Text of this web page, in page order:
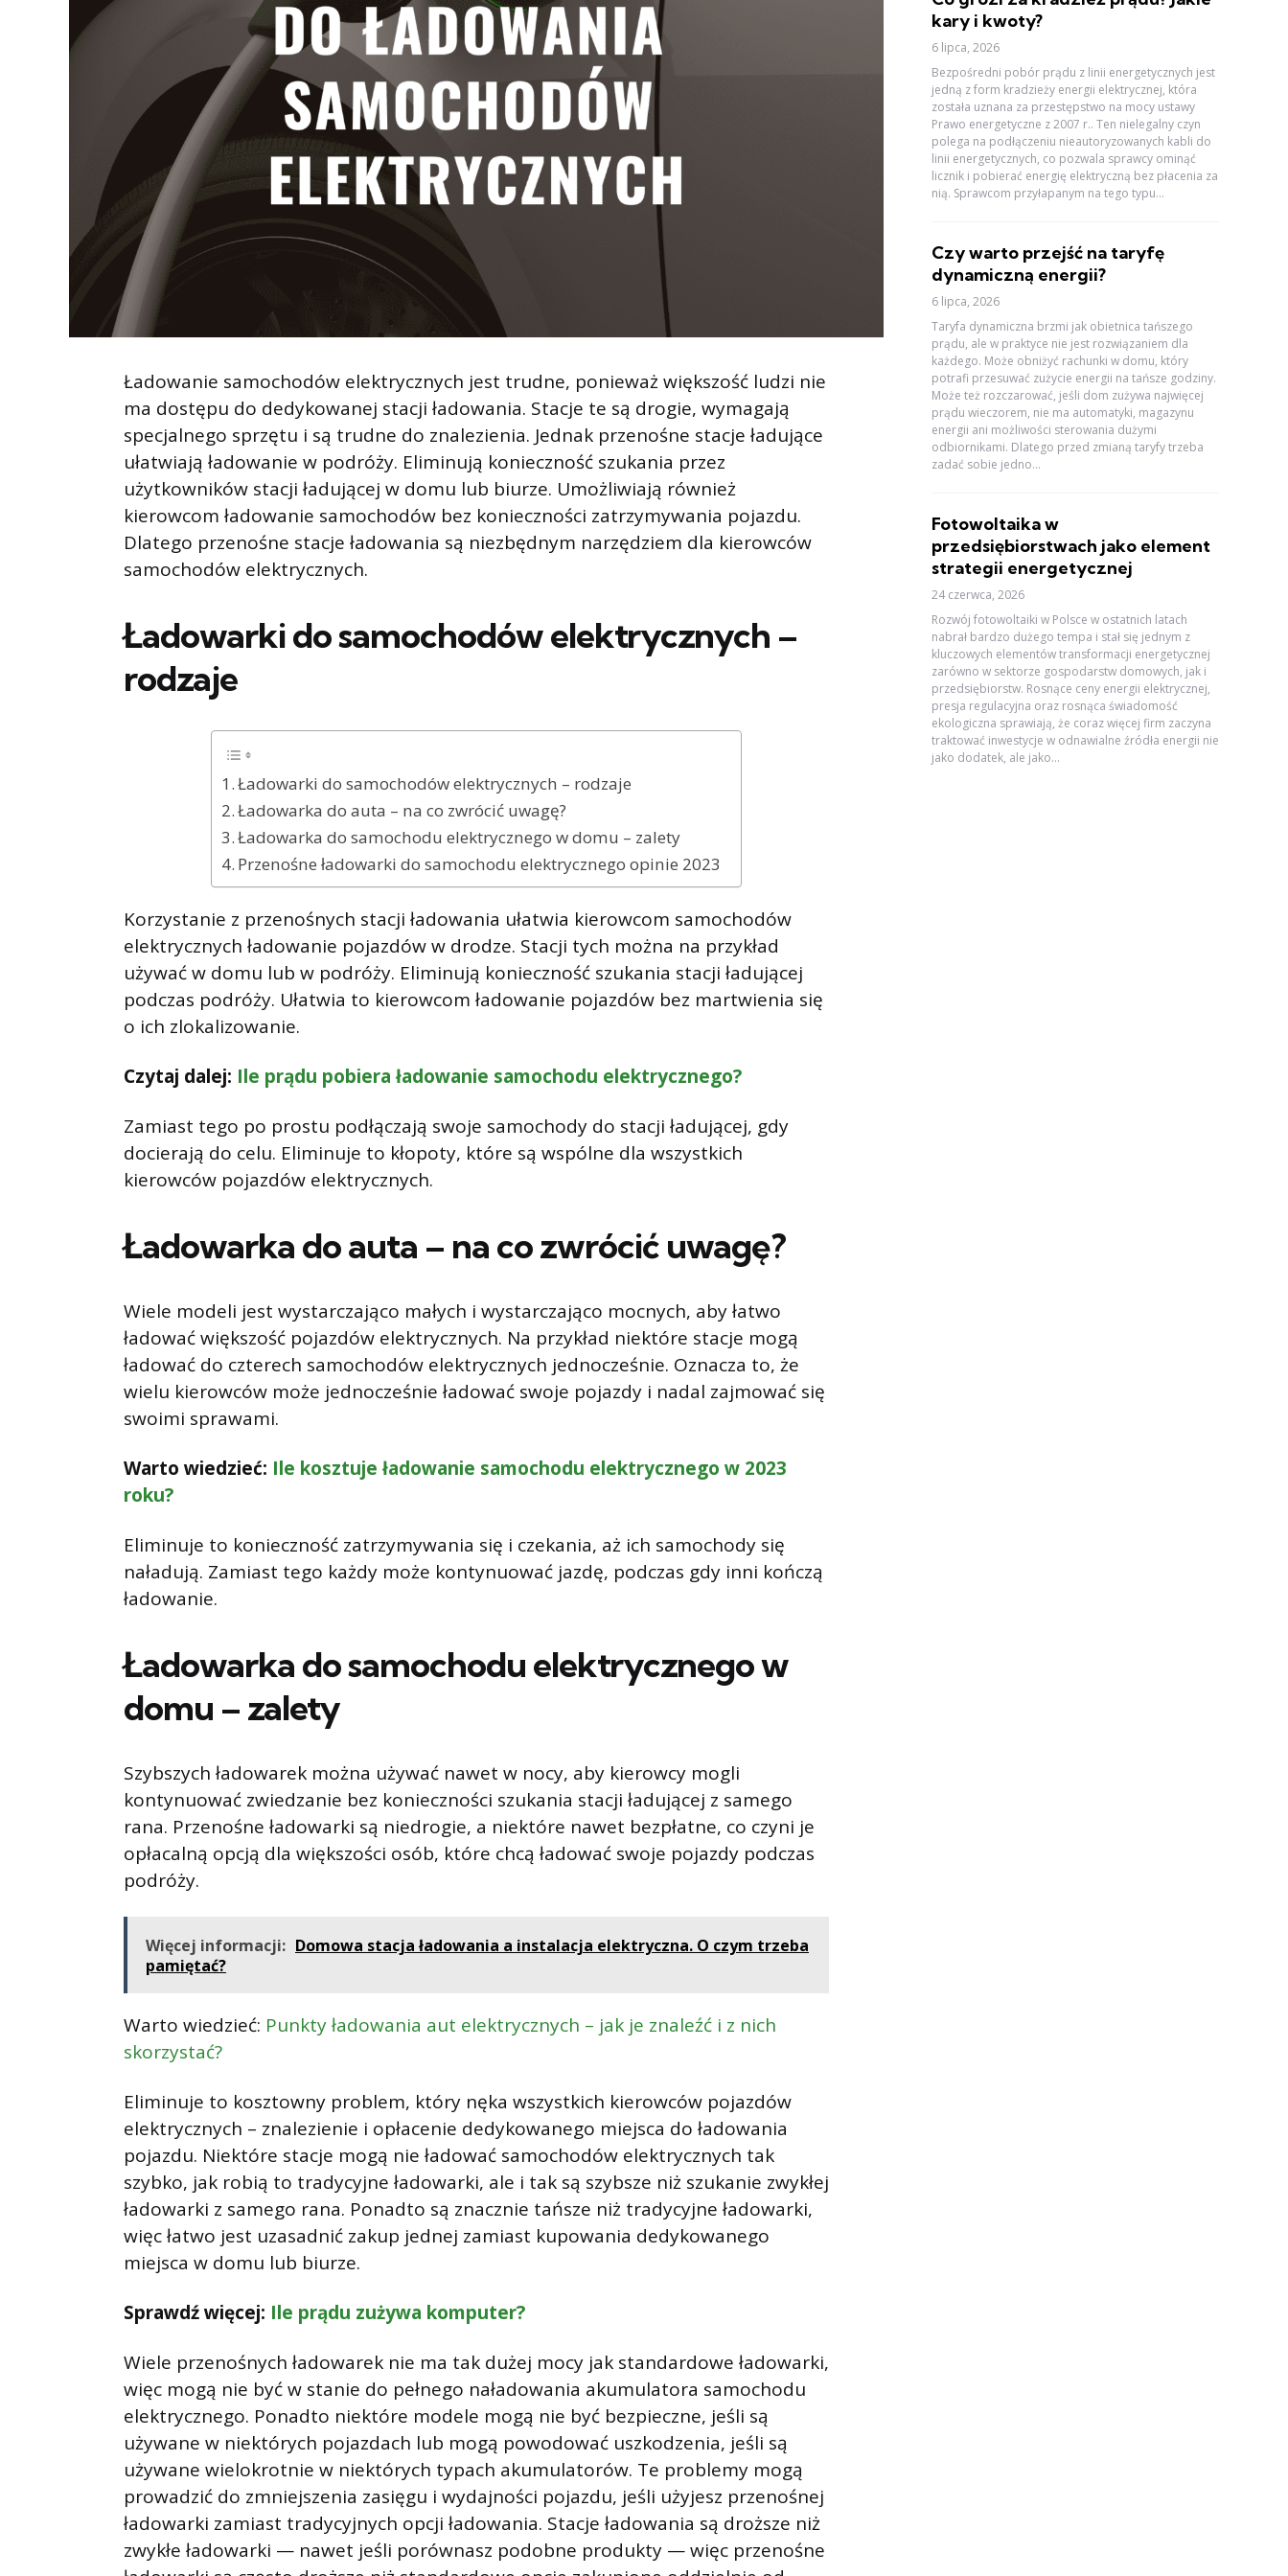
Ładowanie samochodów elektrycznych jest trudne, ponieważ większość ludzi nie
ma dostępu do dedykowanej stacji ładowania. Stacje te są drogie, wymagają
specjalnego sprzętu i są trudne do znalezienia. Jednak przenośne stacje ładujące
ułatwiają ładowanie w podróży. Eliminują konieczność szukania przez
użytkowników stacji ładującej w domu lub biurze. Umożliwiają również
kierowcom ładowanie samochodów bez konieczności zatrzymywania pojazdu.
Dlatego przenośne stacje ładowania są niezbędnym narzędziem dla kierowców
samochodów elektrycznych.
Ładowarki do samochodów elektrycznych –
rodzaje
Ładowarki do samochodów elektrycznych – rodzaje
Ładowarka do auta – na co zwrócić uwagę?
Ładowarka do samochodu elektrycznego w domu – zalety
Przenośne ładowarki do samochodu elektrycznego opinie 2023
Korzystanie z przenośnych stacji ładowania ułatwia kierowcom samochodów
elektrycznych ładowanie pojazdów w drodze. Stacji tych można na przykład
używać w domu lub w podróży. Eliminują konieczność szukania stacji ładującej
podczas podróży. Ułatwia to kierowcom ładowanie pojazdów bez martwienia się
o ich zlokalizowanie.
Czytaj dalej: Ile prądu pobiera ładowanie samochodu elektrycznego?
Zamiast tego po prostu podłączają swoje samochody do stacji ładującej, gdy
docierają do celu. Eliminuje to kłopoty, które są wspólne dla wszystkich
kierowców pojazdów elektrycznych.
Ładowarka do auta – na co zwrócić uwagę?
Wiele modeli jest wystarczająco małych i wystarczająco mocnych, aby łatwo
ładować większość pojazdów elektrycznych. Na przykład niektóre stacje mogą
ładować do czterech samochodów elektrycznych jednocześnie. Oznacza to, że
wielu kierowców może jednocześnie ładować swoje pojazdy i nadal zajmować się
swoimi sprawami.
Warto wiedzieć: Ile kosztuje ładowanie samochodu elektrycznego w 2023
roku?
Eliminuje to konieczność zatrzymywania się i czekania, aż ich samochody się
naładują. Zamiast tego każdy może kontynuować jazdę, podczas gdy inni kończą
ładowanie.
Ładowarka do samochodu elektrycznego w
domu – zalety
Szybszych ładowarek można używać nawet w nocy, aby kierowcy mogli
kontynuować zwiedzanie bez konieczności szukania stacji ładującej z samego
rana. Przenośne ładowarki są niedrogie, a niektóre nawet bezpłatne, co czyni je
opłacalną opcją dla większości osób, które chcą ładować swoje pojazdy podczas
podróży.
Więcej informacji: Domowa stacja ładowania a instalacja elektryczna. O czym trzeba
pamiętać?
Warto wiedzieć: Punkty ładowania aut elektrycznych – jak je znaleźć i z nich
skorzystać?
Eliminuje to kosztowny problem, który nęka wszystkich kierowców pojazdów
elektrycznych – znalezienie i opłacenie dedykowanego miejsca do ładowania
pojazdu. Niektóre stacje mogą nie ładować samochodów elektrycznych tak
szybko, jak robią to tradycyjne ładowarki, ale i tak są szybsze niż szukanie zwykłej
ładowarki z samego rana. Ponadto są znacznie tańsze niż tradycyjne ładowarki,
więc łatwo jest uzasadnić zakup jednej zamiast kupowania dedykowanego
miejsca w domu lub biurze.
Sprawdź więcej: Ile prądu zużywa komputer?
Wiele przenośnych ładowarek nie ma tak dużej mocy jak standardowe ładowarki,
więc mogą nie być w stanie do pełnego naładowania akumulatora samochodu
elektrycznego. Ponadto niektóre modele mogą nie być bezpieczne, jeśli są
używane w niektórych pojazdach lub mogą powodować uszkodzenia, jeśli są
używane wielokrotnie w niektórych typach akumulatorów. Te problemy mogą
prowadzić do zmniejszenia zasięgu i wydajności pojazdu, jeśli użyjesz przenośnej
ładowarki zamiast tradycyjnych opcji ładowania. Stacje ładowania są droższe niż
zwykłe ładowarki — nawet jeśli porównasz podobne produkty — więc przenośne
kary i kwoty?
6 lipca, 2026
Bezpośredni pobór prądu z linii energetycznych jest
jedną z form kradzieży energii elektrycznej, która
została uznana za przestępstwo na mocy ustawy
Prawo energetyczne z 2007 r.. Ten nielegalny czyn
polega na podłączeniu nieautoryzowanych kabli do
linii energetycznych, co pozwala sprawcy ominąć
licznik i pobierać energię elektryczną bez płacenia za
nią. Sprawcom przyłapanym na tego typu...
Czy warto przejść na taryfę
dynamiczną energii?
6 lipca, 2026
Taryfa dynamiczna brzmi jak obietnica tańszego
prądu, ale w praktyce nie jest rozwiązaniem dla
każdego. Może obniżyć rachunki w domu, który
potrafi przesuwać zużycie energii na tańsze godziny.
Może też rozczarować, jeśli dom zużywa najwięcej
prądu wieczorem, nie ma automatyki, magazynu
energii ani możliwości sterowania dużymi
odbiornikami. Dlatego przed zmianą taryfy trzeba
zadać sobie jedno...
Fotowoltaika w
przedsiębiorstwach jako element
strategii energetycznej
24 czerwca, 2026
Rozwój fotowoltaiki w Polsce w ostatnich latach
nabrał bardzo dużego tempa i stał się jednym z
kluczowych elementów transformacji energetycznej
zarówno w sektorze gospodarstw domowych, jak i
przedsiębiorstw. Rosnące ceny energii elektrycznej,
presja regulacyjna oraz rosnąca świadomość
ekologiczna sprawiają, że coraz więcej firm zaczyna
traktować inwestycje w odnawialne źródła energii nie
jako dodatek, ale jako...